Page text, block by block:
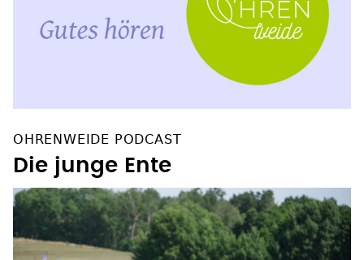
OHRENWEIDE PODCAST
Die junge Ente